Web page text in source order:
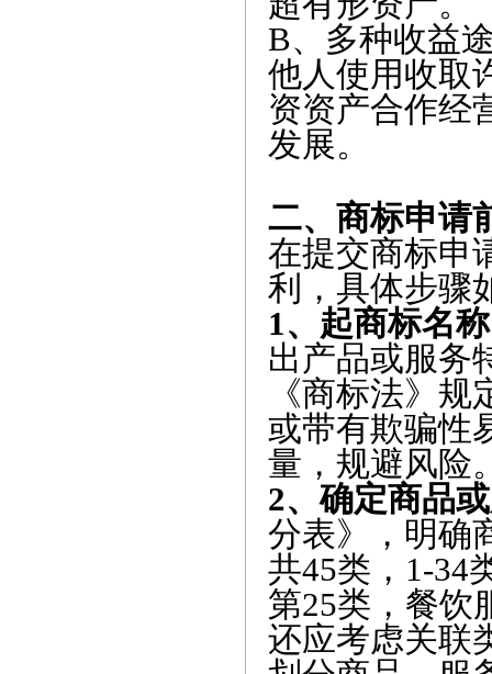
B、多种收益
他人使用收取
资资产合作经
发展。
二、商标申请
在提交商标申
利，具体步骤
1、起商标名
出产品或服务
《商标法》
或带有欺骗性
量，规避风险
2、确定商品
分表》，明确
共45类，1-34
第25类，餐饮
还应考虑关联